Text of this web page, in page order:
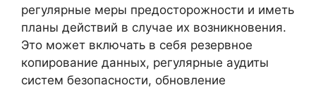
регулярные меры предосторожности и иметь
планы действий в случае их возникновения.
Это может включать в себя резервное
копирование данных, регулярные аудиты
систем безопасности, обновление